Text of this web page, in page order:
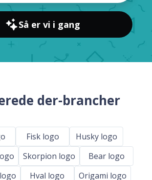
Så er vi i gang
der-brancher
Fisk logo
Husky logo
Skorpion logo
Bear logo
Hval logo
Origami logo